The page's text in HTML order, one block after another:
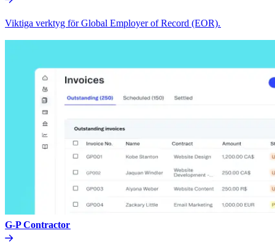
Viktiga verktyg för Global Employer of Record (EOR).​​
G-P Contractor​​